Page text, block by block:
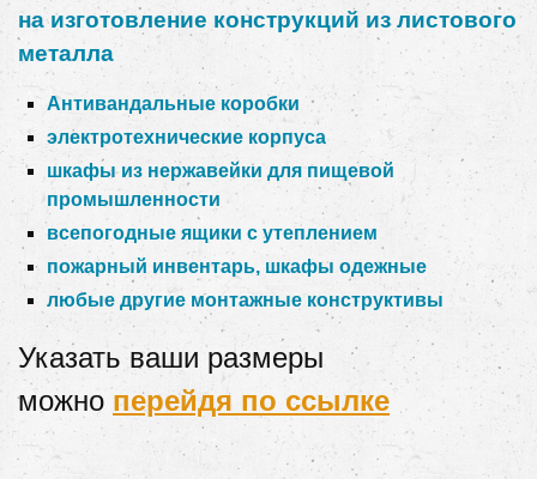
на изготовление конструкций из листового
металла
Антивандальные коробки
электротехнические корпуса
шкафы из нержавейки для пищевой
промышленности
всепогодные ящики с утеплением
пожарный инвентарь, шкафы одежные
любые другие монтажные конструктивы
Указать ваши размеры
можно перейдя по ссылке